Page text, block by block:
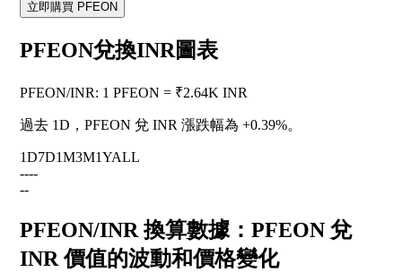
立即購買 PFEON
PFEON兌換INR圖表
PFEON/INR: 1 PFEON = ₹2.64K INR
過去 1D，PFEON 兌 INR 漲跌幅為 +0.39%。
1D7D1M3M1YALL
----
--
PFEON/INR 換算數據：PFEON 兌
INR 價值的波動和價格變化